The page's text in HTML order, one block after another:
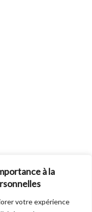
à la
votre expérience